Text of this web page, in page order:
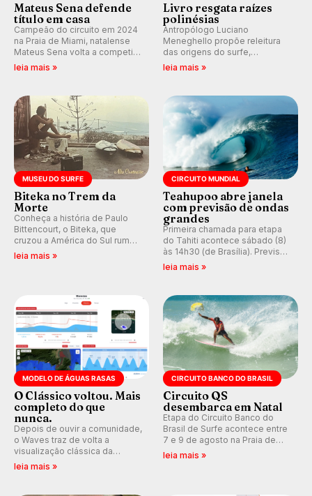
Mateus Sena defende
título em casa
Campeão do circuito em 2024
na Praia de Miami, natalense
Mateus Sena volta a competir
em casa em busca de manter a
leia mais »
Livro resgata raízes
polinésias
Antropólogo Luciano
Meneghello propõe releitura
das origens do surfe,
resgatando a cultura polinésia
prática em esporte e indústria.
leia mais »
MUSEU DO SURFE
Biteka no Trem da
Morte
Conheça a história de Paulo
Bittencourt, o Biteka, que
cruzou a América do Sul rumo
ao Pacífico em uma jornada
leia mais »
CIRCUITO MUNDIAL
Teahupoo abre janela
com previsão de ondas
grandes
Primeira chamada para etapa
do Tahiti acontece sábado (8)
às 14h30 (de Brasília). Previsão
indica swell consistente.
Kelly Slater convidado.
leia mais »
MODELO DE ÁGUAS RASAS
O Clássico voltou. Mais
completo do que
nunca.
Depois de ouvir a comunidade,
o Waves traz de volta a
visualização clássica da
previsão de águas rasas,
leia mais »
CIRCUITO BANCO DO BRASIL
Circuito QS
desembarca em Natal
Etapa do Circuito Banco do
Brasil de Surfe acontece entre
7 e 9 de agosto na Praia de
Miami (RN), em disputas
leia mais »